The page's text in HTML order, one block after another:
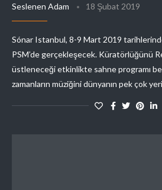
Seslenen Adam 18 Şubat 2019
Sónar Istanbul, 8-9 Mart 2019
PSM’de gerçekleşecek. Küratörlüğünü
üstleneceği etkinlikte sahne programı
zamanların müziğini dünyanın pek çok